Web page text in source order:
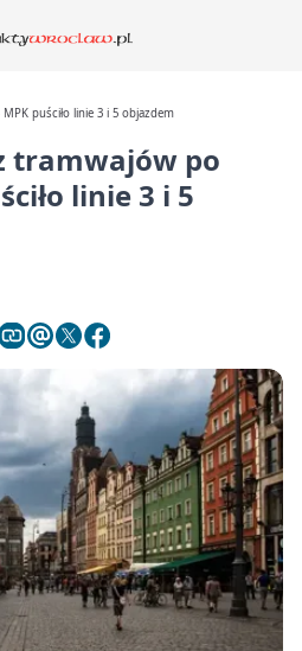
puściło linie 3 i 5 objazdem
tramwajów po
linie 3 i 5